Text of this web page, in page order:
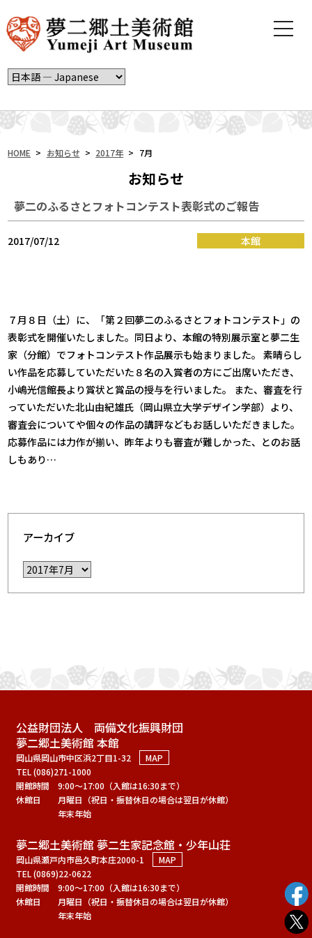
t
n
o
n
HOME > お知らせ > 2017年 > 7月
お知らせ
夢二のふるさとフォトコンテスト表彰式のご報告
2017/07/12 本館
７月８日（土）に、「第２回夢二のふるさとフォトコンテスト」の
表彰式を開催いたしました。同日より、本館の特別展示室と夢二生
家（分館）でフォトコンテスト作品展示も始まりました。 素晴らし
い作品を応募していただいた８名の入賞者の方にご出席いただき、
小嶋光信館長より賞状と賞品の授与を行いました。 また、審査を行
っていただいた北山由紀雄氏（岡山県立大学デザイン学部）より、
審査会についてや個々の作品の講評などもお話しいただきました。
応募作品には力作が揃い、昨年よりも審査が難しかった、とのお話
しもあり…
アーカイブ
公益財団法人 両備文化振興財団
夢二郷土美術館 本館
岡山県岡山市中区浜2丁目1-32
MAP
TEL (086)271-1000
開館時間
9:00～17:00（入館は16:30まで）
休館日
月曜日（祝日・振替休日の場合は翌日が休館）
年末年始
夢二郷土美術館 夢二生家記念館・少年山荘
岡山県瀬戸内市邑久町本庄2000-1
MAP
TEL (0869)22-0622
開館時間
9:00～17:00（入館は16:30まで）
休館日
月曜日（祝日・振替休日の場合は翌日が休館）
年末年始